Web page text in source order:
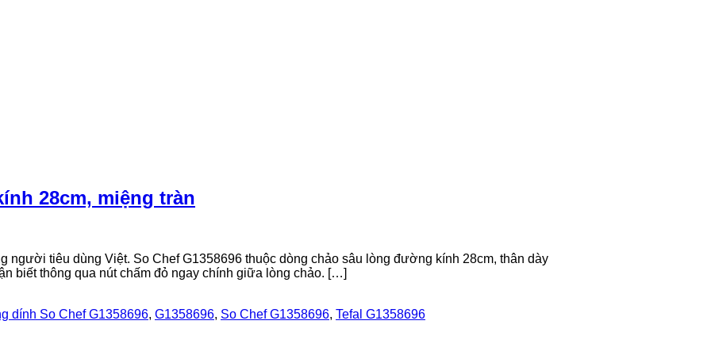
28cm, miệng tràn
tiêu dùng Việt. So Chef G1358696 thuộc dòng chảo sâu lòng đường kính 28cm, thân dày
biết thông qua nút chấm đỏ ngay chính giữa lòng chảo. […]
dính So Chef G1358696, G1358696, So Chef G1358696, Tefal G1358696